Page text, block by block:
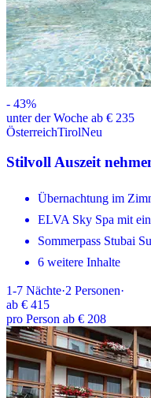
- 43%
unter der Woche ab € 235
ÖsterreichTirolNeu
Stilvoll Auszeit
Übernachtung im
ELVA Sky Spa mit
Sommerpass Stubai
6 weitere Inhalte
1-7 Nächte·2 Personen·
ab € 415
pro Person ab € 208